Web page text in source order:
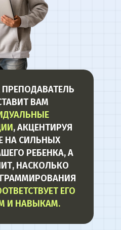
ПРЕПОДАВАТЕЛЬ
ВАМ
, АКЦЕНТИРУЯ
НА СИЛЬНЫХ
РЕБЕНКА, А
НАСКОЛЬКО
ЕГО
И НАВЫКАМ.